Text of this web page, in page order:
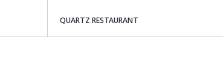
QUARTZ RESTAURANT